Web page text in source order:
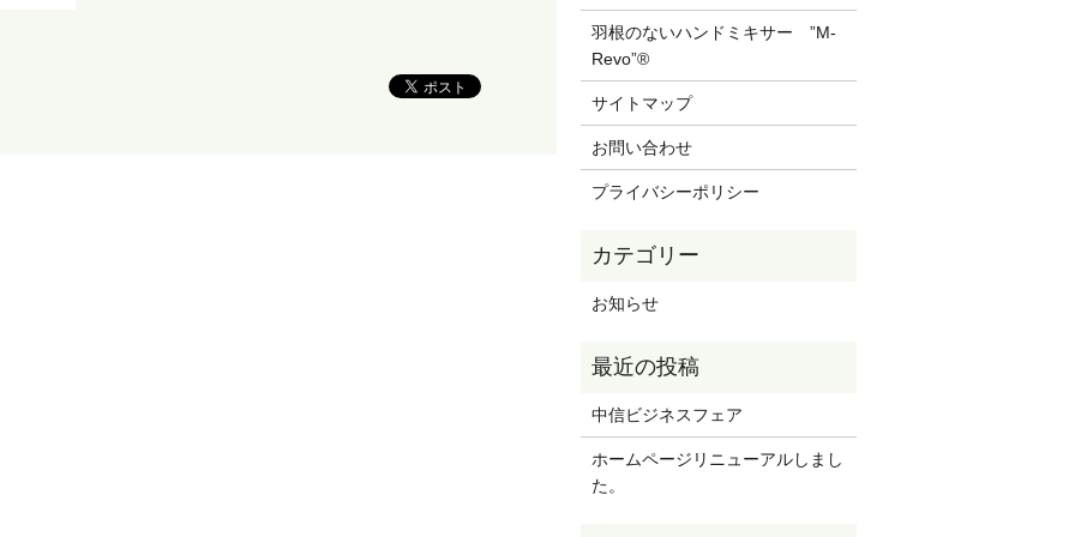
羽根のないハンドミキサー ”M-
Revo”®
サイトマップ
お問い合わせ
プライバシーポリシー
お知らせ
中信ビジネスフェア
ホームページリニューアルしまし
た。